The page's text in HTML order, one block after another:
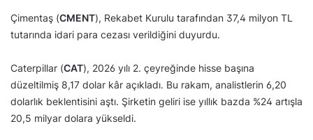
Çimentaş (CMENT), Rekabet Kurulu tarafından 37,4 milyon TL
tutarında idari para cezası verildiğini duyurdu.
Caterpillar (CAT), 2026 yılı 2. çeyreğinde hisse başına
düzeltilmiş 8,17 dolar kâr açıkladı. Bu rakam, analistlerin 6,20
dolarlık beklentisini aştı. Şirketin geliri ise yıllık bazda %24 artışla
20,5 milyar dolara yükseldi.